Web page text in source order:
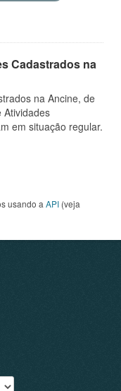
Cadastrados na
na Ancine, de
Atividades
em situação regular.
usando a API (veja